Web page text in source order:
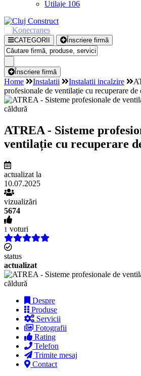
Utilaje 106
CATEGORII Înscriere firmă
Înscriere firmă
Home Instalatii Instalatii incalzire
profesionale de ventilație cu recuperare de
ATREA - Sisteme
ventilație cu recuperare
actualizat la
10.07.2025
vizualizări
5674
1 voturi
status
actualizat
Despre
Produse
Servicii
Fotografii
Rating
Telefon
Trimite mesaj
Contact